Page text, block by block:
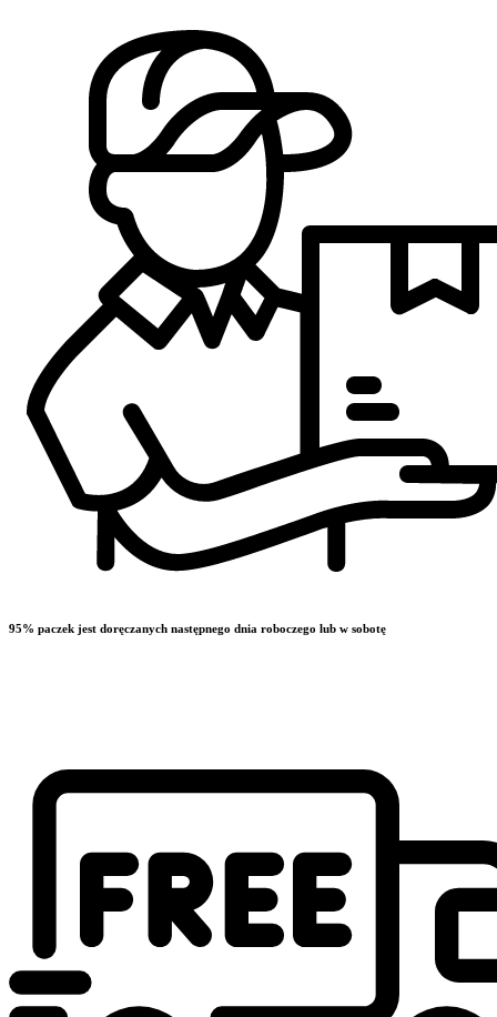
95% paczek jest doręczanych następnego dnia roboczego lub w sobotę